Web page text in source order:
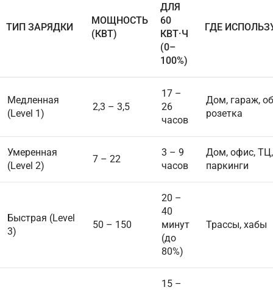
ТИП ЗАРЯДКИ
МОЩНОСТЬ
(КВТ)
ДЛЯ
60
КВТ·Ч
(0–
100%)
ГДЕ
Медленная
(Level 1)
2,3 – 3,5
17 –
26
часов
Дом, гараж,
розетка
Умеренная
(Level 2)
7 – 22
3 – 9
часов
Дом, офис, ТЦ,
паркинги
Быстрая (Level
3)
50 – 150
20 –
40
минут
(до
80%)
Трассы, хабы
15 –